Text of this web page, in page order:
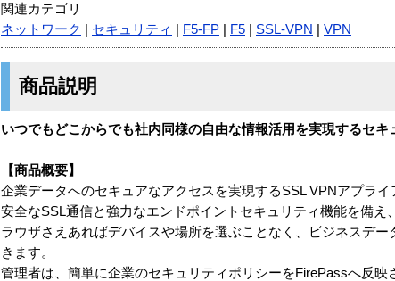
関連カテゴリ
ネットワーク
セキュリティ F5-FP F5 SSL-VPN VPN
商品説明
いつでもどこからでも社内同様の自由な情報活用を実現するセキ
【商品概要】
企業データへのセキュアなアクセスを実現するSSL VPNアプライ
安全なSSL通信と強力なエンドポイントセキュリティ機能を備
ラウザさえあればデバイスや場所を選ぶことなく、ビジネスデ
きます。
管理者は、簡単に企業のセキュリティポリシーをFirePassへ反映